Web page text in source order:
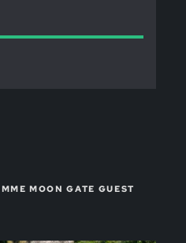
MOON GATE GUEST